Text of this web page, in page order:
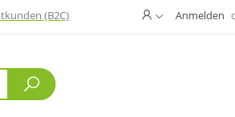
(B2C) ÄndernAnmelden
Suche